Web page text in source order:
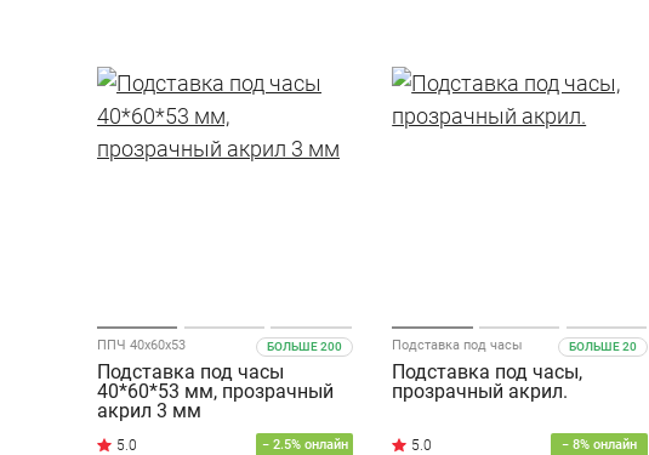
БОЛЬШЕ 200
ППЧ 40х60х53
Подставка под часы
40*60*53 мм, прозрачный
акрил 3 мм
5.0 − 2.5% онлайн
БОЛЬШЕ 20
Подставка под часы
Подставка под часы,
прозрачный акрил.
− 8% онлайн